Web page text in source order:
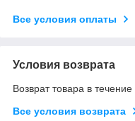
Все условия оплаты
Условия возврата
Возврат товара в
Все условия возврата